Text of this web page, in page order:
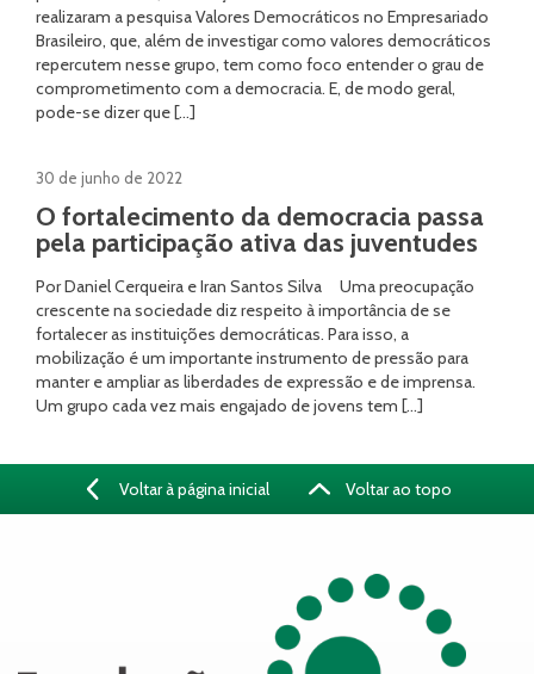
realizaram a pesquisa Valores Democráticos no Empresariado
Brasileiro, que, além de investigar como valores democráticos
repercutem nesse grupo, tem como foco entender o grau de
comprometimento com a democracia. E, de modo geral,
pode-se dizer que […]
30 de junho de 2022
O fortalecimento da democracia passa
pela participação ativa das juventudes
Por Daniel Cerqueira e Iran Santos Silva Uma preocupação
crescente na sociedade diz respeito à importância de se
fortalecer as instituições democráticas. Para isso, a
mobilização é um importante instrumento de pressão para
manter e ampliar as liberdades de expressão e de imprensa.
Um grupo cada vez mais engajado de jovens tem […]
Voltar à página inicial Voltar ao topo